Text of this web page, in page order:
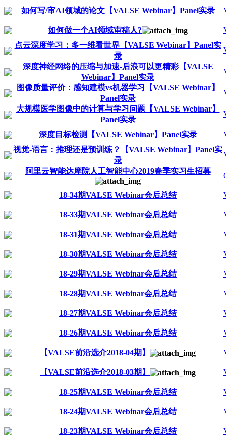
如何写/审AI领域的论文【VALSE Webinar】Panel实录
如何做一个AI领域审稿人?
点云深度学习：多一维看世界【VALSE Webinar】Panel实
录
深度神经网络的压缩与加速-后浪可以更精彩【VALSE
Webinar】Panel实录
图像质量评价：感知建模vs机器学习【VALSE Webinar】
Panel实录
大规模医学图像中的计算与学习问题【VALSE Webinar】
Panel实录
深度目标检测【VALSE Webinar】Panel实录
视觉-语言：推理还是预训练？【VALSE Webinar】Panel实
录
阿里云智能达摩院人工智能中心2019春季实习生招募
18-34期VALSE Webinar会后总结
18-33期VALSE Webinar会后总结
18-31期VALSE Webinar会后总结
18-30期VALSE Webinar会后总结
18-29期VALSE Webinar会后总结
18-28期VALSE Webinar会后总结
18-27期VALSE Webinar会后总结
18-26期VALSE Webinar会后总结
【VALSE前沿选介2018-04期】
【VALSE前沿选介2018-03期】
18-25期VALSE Webinar会后总结
18-24期VALSE Webinar会后总结
18-23期VALSE Webinar会后总结